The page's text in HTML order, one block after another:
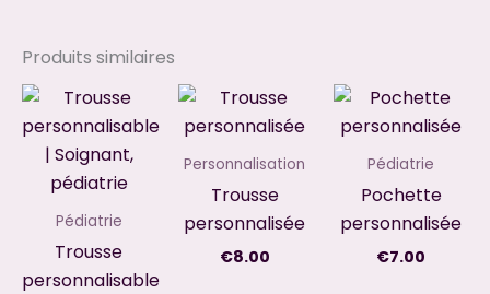
Produits similaires
Pédiatrie
Trousse
personnalisable
Personnalisation
Trousse
personnalisée
€8.00
Pédiatrie
Pochette
personnalisée
€7.00